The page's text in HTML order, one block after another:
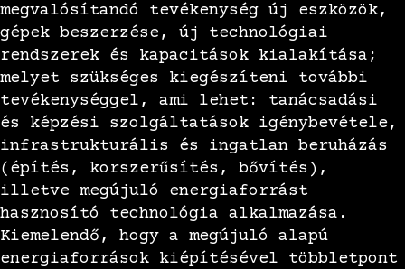
megvalósítandó tevékenység új eszközök,
gépek beszerzése, új technológiai
rendszerek és kapacitások kialakítása;
melyet szükséges kiegészíteni további
tevékenységgel, ami lehet: tanácsadási
és képzési szolgáltatások igénybevétele,
infrastrukturális és ingatlan beruházás
(építés, korszerűsítés, bővítés),
illetve megújuló energiaforrást
hasznosító technológia alkalmazása.
Kiemelendő, hogy a megújuló alapú
energiaforrások kiépítésével többletpont